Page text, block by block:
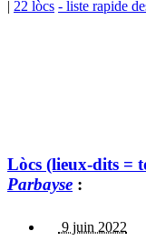
| 22 lòcs - liste rapide
Lòcs (lieux-dits =
Parbayse :
9 juin 2022